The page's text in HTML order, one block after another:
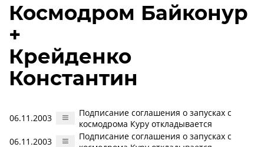
Космодром Байконур
+
Крейденко
Константин
06.11.2003
Подписание соглашения о запусках с
космодрома Куру откладывается
06.11.2003
Подписание соглашения о запусках с